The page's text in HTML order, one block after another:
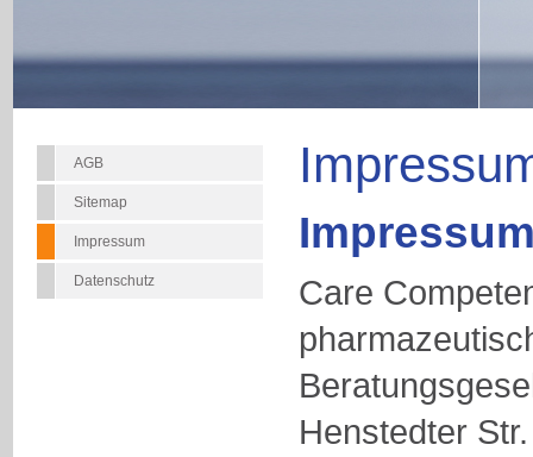
AGB
Sitemap
Impressum
Datenschutz
Care
Henstedter